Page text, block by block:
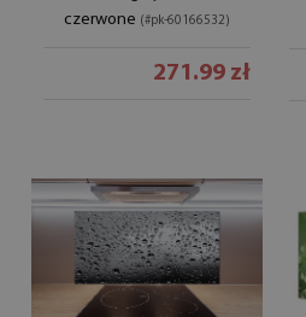
czerwone (#pk-60166532)
271.99 zł